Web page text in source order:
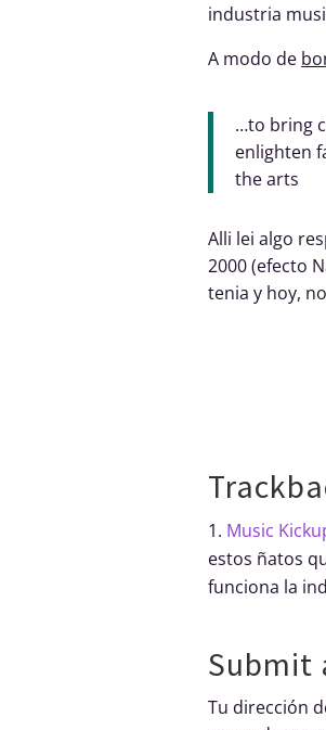
industria
A modo de
…to bring
enlighten
the arts
Alli lei algo
2000 (efecto
tenia y hoy,
Music
estos ñatos
funciona la
Submit
Tu dirección